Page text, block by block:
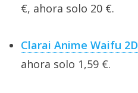
€, ahora solo 20 €.
Clarai Anime Waifu 2D
ahora solo 1,59 €.